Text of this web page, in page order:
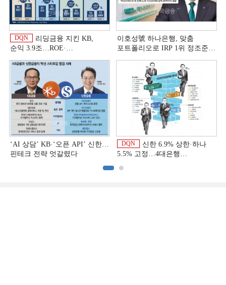
DQN
리딩금융 지킨 KB,
순익 3.9조…ROE·
상반기 금융 리그테이블]
이호성號 하나은행, 맞춤
포트폴리오로 IRP 1위 정조준
‘AI 상담’ KB·‘오픈 API’ 신한…
핀테크 전략 엇갈렸다
DQN
신한 6.9% 상한·하나
5.5% 고정…4대은행